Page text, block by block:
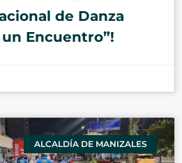
de Danza
Encuentro”!
ALCALDÍA DE MANIZALES